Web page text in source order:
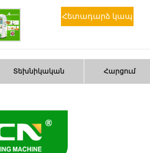
Հետադարձ կապ
Տեխնիկական Հարցում